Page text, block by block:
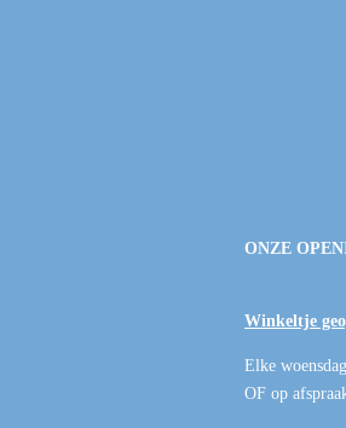
ONZE
Winkeltje
Elke
OF op